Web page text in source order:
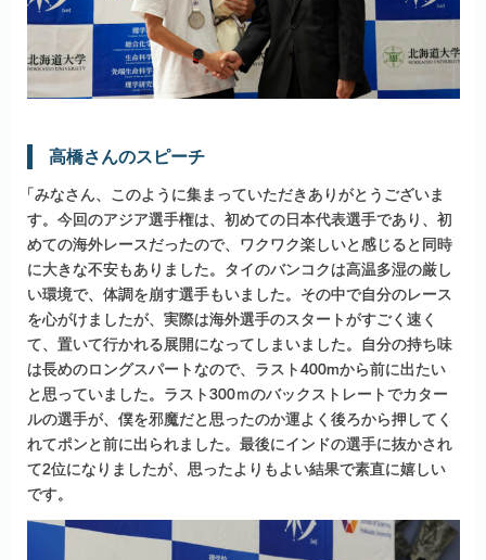
高橋さんのスピーチ
「みなさん、このように集まっていただきありがとうございま
す。今回のアジア選手権は、初めての日本代表選手であり、初
めての海外レースだったので、ワクワク楽しいと感じると同時
に大きな不安もありました。タイのバンコクは高温多湿の厳し
い環境で、体調を崩す選手もいました。その中で自分のレース
を心がけましたが、実際は海外選手のスタートがすごく速く
て、置いて行かれる展開になってしまいました。自分の持ち味
は長めのロングスパートなので、ラスト400mから前に出たい
と思っていました。ラスト300ｍのバックストレートでカター
ルの選手が、僕を邪魔だと思ったのか運よく後ろから押してく
れてポンと前に出られました。最後にインドの選手に抜かされ
て2位になりましたが、思ったよりもよい結果で素直に嬉しい
です。